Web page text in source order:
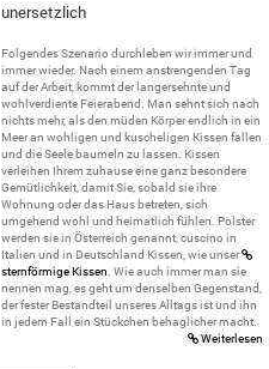
unersetzlich
Folgendes Szenario durchleben wir immer und
immer wieder. Nach einem anstrengenden Tag
auf der Arbeit, kommt der langersehnte und
wohlverdiente Feierabend. Man sehnt sich nach
nichts mehr, als den müden Körper endlich in ein
Meer an wohligen und kuscheligen Kissen fallen
und die Seele baumeln zu lassen. Kissen
verleihen Ihrem zuhause eine ganz besondere
Gemütlichkeit, damit Sie, sobald sie ihre
Wohnung oder das Haus betreten, sich
umgehend wohl und heimatlich fühlen. Polster
werden sie in Österreich genannt, cuscino in
Italien und in Deutschland Kissen, wie unser
sternförmige Kissen. Wie auch immer man sie
nennen mag, es geht um denselben Gegenstand,
der fester Bestandteil unseres Alltags ist und ihn
in jedem Fall ein Stückchen behaglicher macht.
Weiterlesen